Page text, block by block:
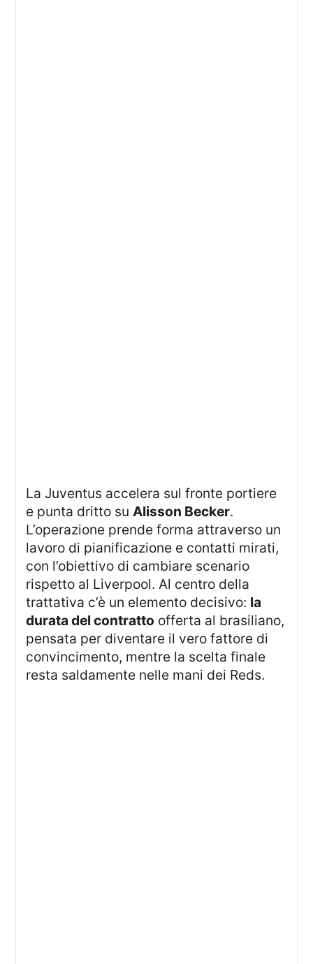
La Juventus accelera sul fronte portiere
e punta dritto suAlisson Becker.
L’operazione prende forma attraverso un
lavoro di pianificazione e contatti mirati,
con l’obiettivo di cambiare scenario
rispetto al Liverpool. Al centro della
trattativa c’è un elemento decisivo: la
durata del contratto offerta al brasiliano,
pensata per diventare il vero fattore di
convincimento, mentre la scelta finale
resta saldamente nelle mani dei Reds.